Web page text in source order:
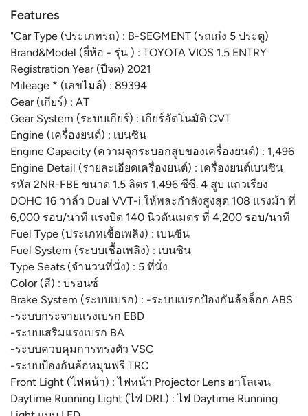
Features
"Car Type (ประเภทรถ) : B-SEGMENT (รถเก๋ง 5 ประตู)
Brand&Model (ยี่ห้อ - รุ่น ) : TOYOTA VIOS 1.5 ENTRY
Registration Year (ปีจด) 2021
Mileage * (เลขไมล์) : 89394
Gear (เกียร์) : AT
Gear System (ระบบเกียร์) : เกียร์อัตโนมัติ CVT
Engine (เครื่องยนต์) : เบนซิน
Engine Capacity (ความจุกระบอกสูบของเครื่องยนต์) : 1,496
Engine Detail (รายละเอียดเครื่องยนต์) : เครื่องยนต์เบนซิน
รหัส 2NR-FBE ขนาด 1.5 ลิตร 1,496 ซีซี. 4 สูบ แถวเรียง
DOHC 16 วาล์ว Dual VVT-i ให้พละกำลังสูงสุด 108 แรงม้า ที่
6,000 รอบ/นาที แรงบิด 140 นิวตันเมตร ที่ 4,200 รอบ/นาที
Fuel Type (ประเภทเชื้อเพลิง) : เบนซิน
Fuel System (ระบบเชื้อเพลิง) : เบนซิน
Type Seats (จำนวนที่นั่ง) : 5 ที่นั่ง
Color (สี) : บรอนซ์
Brake System (ระบบเบรก) : -ระบบเบรกป้องกันล้อล็อก ABS
-ระบบกระจายแรงเบรก EBD
-ระบบเสริมแรงเบรก BA
-ระบบควบคุมการทรงตัว VSC
-ระบบป้องกันล้อหมุนฟรี TRC
Front Light (ไฟหน้า) : ไฟหน้า Projector Lens ฮาโลเจน
Daytime Running Light (ไฟ DRL) : ไฟ Daytime Running